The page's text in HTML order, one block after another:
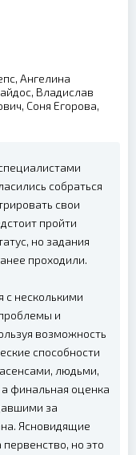
Ангелина
Владислав
Соня Егорова,
собраться
свои
пройти
но задания
проходили.
с несколькими
и
возможность
способности
людьми,
финальная оценка
за
Ясновидящие
но это